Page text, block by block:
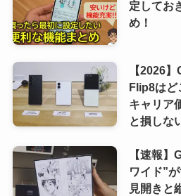
定してお
め！
【2026
Flip8はど
キャリア
と損しな
【速報
ワイド”
見開きと